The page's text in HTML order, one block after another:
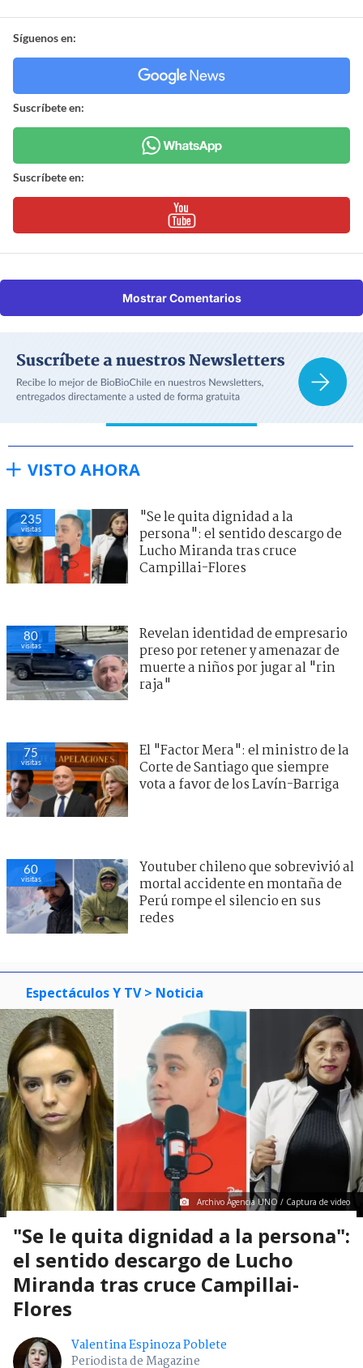
Síguenos en:
Suscríbete en:
Suscríbete en:
Mostrar Comentarios
VISTO AHORA
235
visitas
"Se le quita dignidad a la
persona": el sentido descargo de
Lucho Miranda tras cruce
Campillai-Flores
80
visitas
Revelan identidad de empresario
preso por retener y amenazar de
muerte a niños por jugar al "rin
raja"
75
visitas
El "Factor Mera": el ministro de la
Corte de Santiago que siempre
vota a favor de los Lavín-Barriga
60
visitas
Youtuber chileno que sobrevivió al
mortal accidente en montaña de
Perú rompe el silencio en sus
redes
Espectáculos Y TV > Noticia
Archivo Agencia UNO / Captura de video
"Se le quita dignidad a la persona":
el sentido descargo de Lucho
Miranda tras cruce Campillai-
Flores
Valentina Espinoza Poblete
Periodista de Magazine